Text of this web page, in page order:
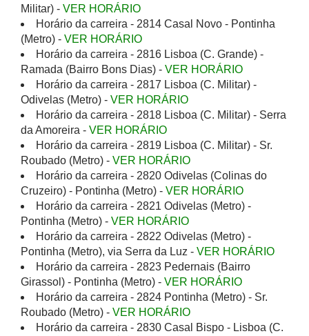
Militar) - VER HORÁRIO
Horário da carreira - 2814 Casal Novo - Pontinha
(Metro) - VER HORÁRIO
Horário da carreira - 2816 Lisboa (C. Grande) -
Ramada (Bairro Bons Dias) - VER HORÁRIO
Horário da carreira - 2817 Lisboa (C. Militar) -
Odivelas (Metro) - VER HORÁRIO
Horário da carreira - 2818 Lisboa (C. Militar) - Serra
da Amoreira - VER HORÁRIO
Horário da carreira - 2819 Lisboa (C. Militar) - Sr.
Roubado (Metro) - VER HORÁRIO
Horário da carreira - 2820 Odivelas (Colinas do
Cruzeiro) - Pontinha (Metro) - VER HORÁRIO
Horário da carreira - 2821 Odivelas (Metro) -
Pontinha (Metro) - VER HORÁRIO
Horário da carreira - 2822 Odivelas (Metro) -
Pontinha (Metro), via Serra da Luz - VER HORÁRIO
Horário da carreira - 2823 Pedernais (Bairro
Girassol) - Pontinha (Metro) - VER HORÁRIO
Horário da carreira - 2824 Pontinha (Metro) - Sr.
Roubado (Metro) - VER HORÁRIO
Horário da carreira - 2830 Casal Bispo - Lisboa (C.